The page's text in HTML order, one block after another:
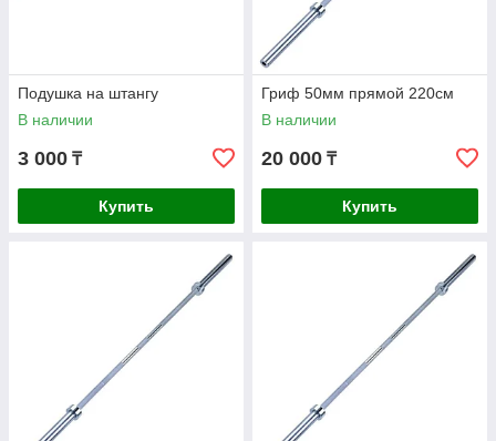
Подушка на штангу
В наличии
3 000 ₸
Купить
Гриф 50мм прямой 220см
В наличии
20 000 ₸
Купить